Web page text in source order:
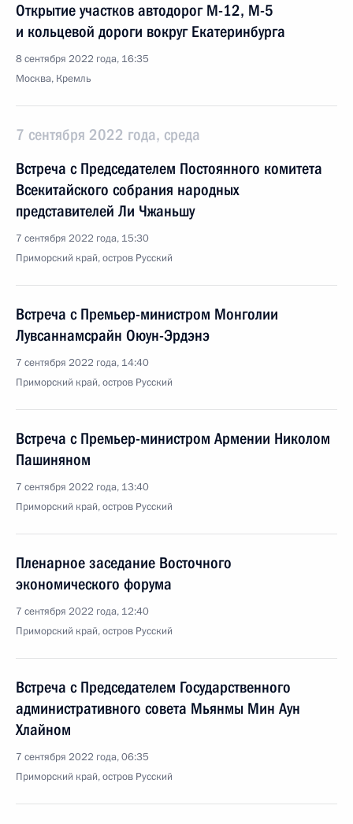
Открытие участков автодорог М-12, М-5
и кольцевой дороги вокруг Екатеринбурга
8 сентября 2022 года, 16:35
Москва, Кремль
7 сентября 2022 года, среда
Встреча с Председателем Постоянного комитета
Всекитайского собрания народных
представителей Ли Чжаньшу
7 сентября 2022 года, 15:30
Приморский край, остров Русский
Встреча с Премьер-министром Монголии
Лувсаннамсрайн Оюун-Эрдэнэ
7 сентября 2022 года, 14:40
Приморский край, остров Русский
Встреча с Премьер-министром Армении Николом
Пашиняном
7 сентября 2022 года, 13:40
Приморский край, остров Русский
Пленарное заседание Восточного
экономического форума
7 сентября 2022 года, 12:40
Приморский край, остров Русский
Встреча с Председателем Государственного
административного совета Мьянмы Мин Аун
Хлайном
7 сентября 2022 года, 06:35
Приморский край, остров Русский